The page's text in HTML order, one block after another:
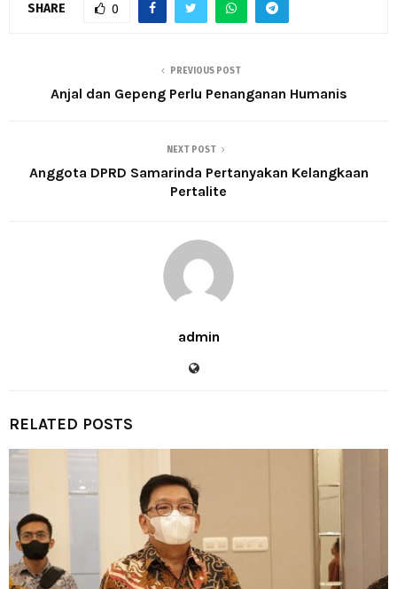
SHARE 0
PREVIOUS POST
Anjal dan Gepeng Perlu Penanganan Humanis
NEXT POST
Anggota DPRD Samarinda Pertanyakan Kelangkaan
Pertalite
admin
RELATED POSTS